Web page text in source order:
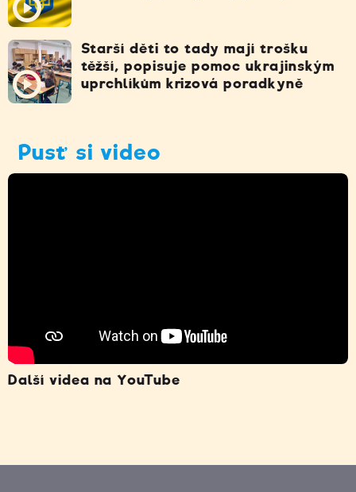
Starší děti to tady mají trošku
těžší, popisuje pomoc ukrajinským
uprchlíkům krizová poradkyně
Pusť si video
Další videa na YouTube